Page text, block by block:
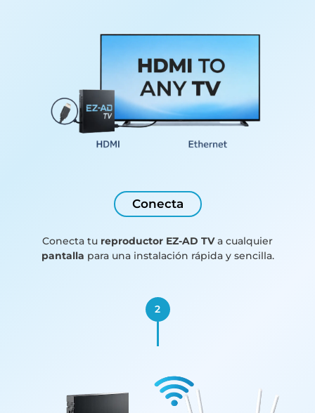
Conecta
Conecta tu reproductor EZ-AD TVa cualquier
pantalla para una instalación rápida y sencilla.
2